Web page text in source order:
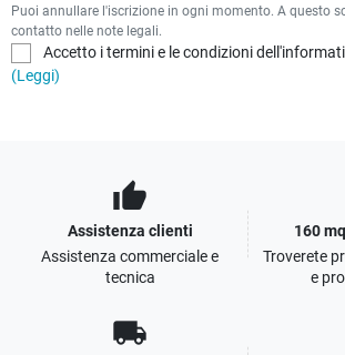
Puoi annullare l'iscrizione in ogni momento. A questo
contatto nelle note legali.
Accetto i termini e le condizioni
(Leggi)
thumb_up
Assistenza clienti
Assistenza commerciale e
tecnica
160
Troverete
e
local_shipping